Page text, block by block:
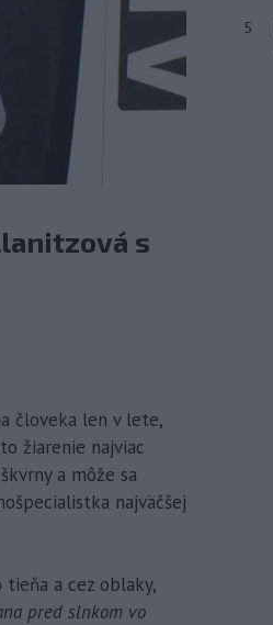
s
človeka len v lete,
žiarenie najviac
a môže sa
najväčšej
a cez oblaky,
pred slnkom vo
5